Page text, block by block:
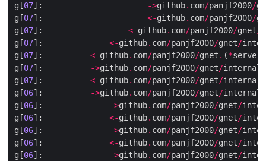
g[07]: ->github. com/panjf2000/
g[07]: <-github. com/panjf2000/
g[07]: <-github. com/panjf2000/gnet/
g[07]: <-github. com/panjf2000/gnet/
g[07]: <-github. com/panjf2000/gnet . (*server)
g[07]: ->github. com/panjf2000/gnet/internal
g[07]: <-github. com/panjf2000/gnet/internal
g[06]: ->github. com/panjf2000/gnet/internal
g[06]: ->github. com/panjf2000/gnet/
g[06]: <-github. com/panjf2000/gnet/
g[06]: ->github. com/panjf2000/gnet/
g[06]: <-github. com/panjf2000/gnet/
g[06]: ->github. com/panjf2000/gnet/